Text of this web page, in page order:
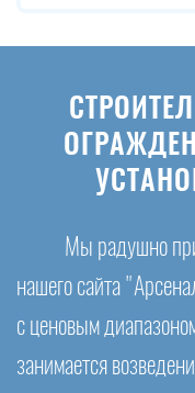
Мы радушно
нашего сайта
с ценовым
занимается